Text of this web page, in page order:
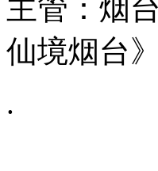
主管：烟
仙境烟台
.